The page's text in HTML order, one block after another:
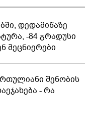
დედამიწაზე
-84 გრადუსი
მეცნიერები
შენობის
- რა